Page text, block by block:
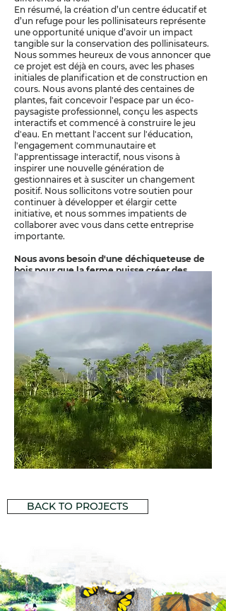
En résumé, la création d’un centre éducatif et
d’un refuge pour les pollinisateurs représente
une opportunité unique d’avoir un impact
tangible sur la conservation des pollinisateurs.
Nous sommes heureux de vous annoncer que
ce projet est déjà en cours, avec les phases
initiales de planification et de construction en
cours. Nous avons planté des centaines de
plantes, fait concevoir l'espace par un éco-
paysagiste professionnel, conçu les aspects
interactifs et commencé à construire le jeu
d'eau. En mettant l'accent sur l'éducation,
l'engagement communautaire et
l'apprentissage interactif, nous visons à
inspirer une nouvelle génération de
gestionnaires et à susciter un changement
positif. Nous sollicitons votre soutien pour
continuer à développer et élargir cette
initiative, et nous sommes impatients de
collaborer avec vous dans cette entreprise
importante.
Nous avons besoin d'une déchiqueteuse de
bois pour que la ferme puisse créer des
+connecter
BACK TO PROJECTS